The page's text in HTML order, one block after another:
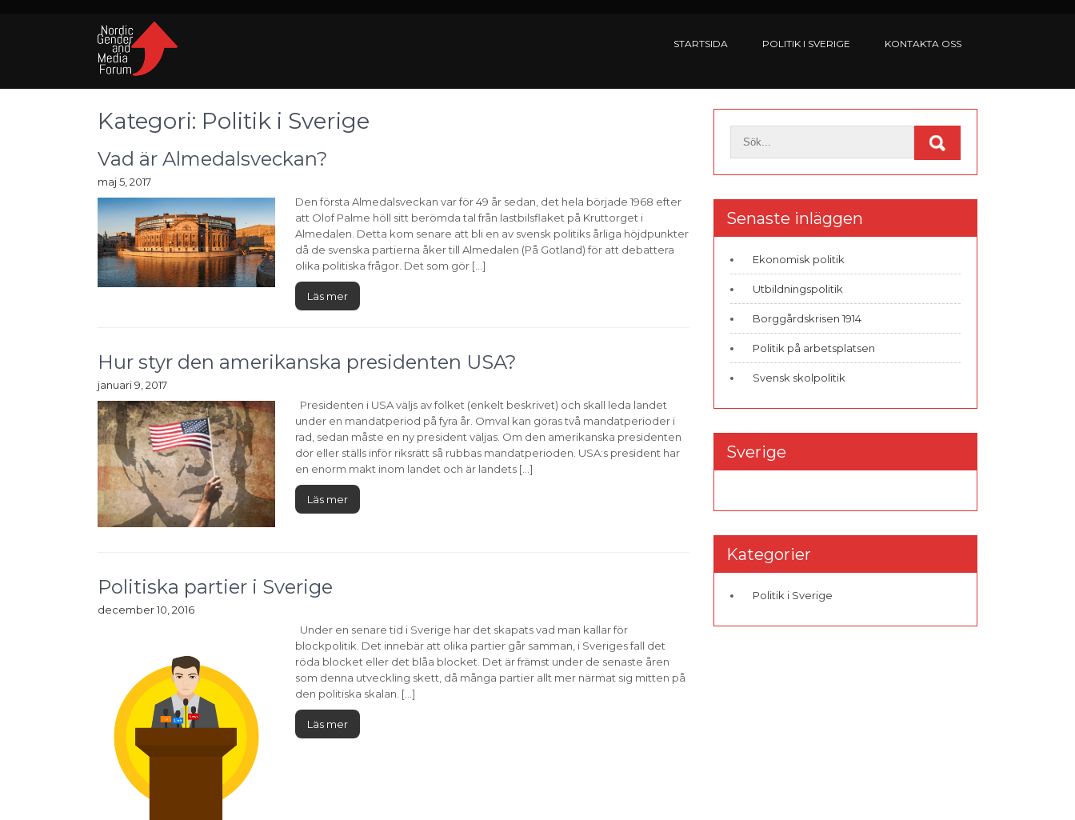
STARTSIDA POLITIK I SVERIGE KONTAKTA OSS
Kategori: Politik i Sverige
Vad är Almedalsveckan?
maj 5, 2017
Den första Almedalsveckan var för 49 år sedan, det hela började 1968 efter
att Olof Palme höll sitt berömda tal från lastbilsflaket på Kruttorget i
Almedalen. Detta kom senare att bli en av svensk politiks årliga höjdpunkter
då de svenska partierna åker till Almedalen (På Gotland) för att debattera
olika politiska frågor. Det som gör […]
Läs mer
Hur styr den amerikanska presidenten USA?
januari 9, 2017
Presidenten i USA väljs av folket (enkelt beskrivet) och skall leda landet
under en mandatperiod på fyra år. Omval kan göras två mandatperioder i
rad, sedan måste en ny president väljas. Om den amerikanska presidenten
dör eller ställs inför riksrätt så rubbas mandatperioden. USA:s president har
en enorm makt inom landet och är landets […]
Läs mer
Politiska partier i Sverige
december 10, 2016
Under en senare tid i Sverige har det skapats vad man kallar för
blockpolitik. Det innebär att olika partier går samman, i Sveriges fall det
röda blocket eller det blåa blocket. Det är främst under de senaste åren
som denna utveckling skett, då många partier allt mer närmat sig mitten på
den politiska skalan. […]
Läs mer
Senaste inläggen
Ekonomisk politik
Utbildningspolitik
Borggårdskrisen 1914
Politik på arbetsplatsen
Svensk skolpolitik
Sverige
Kategorier
Politik i Sverige